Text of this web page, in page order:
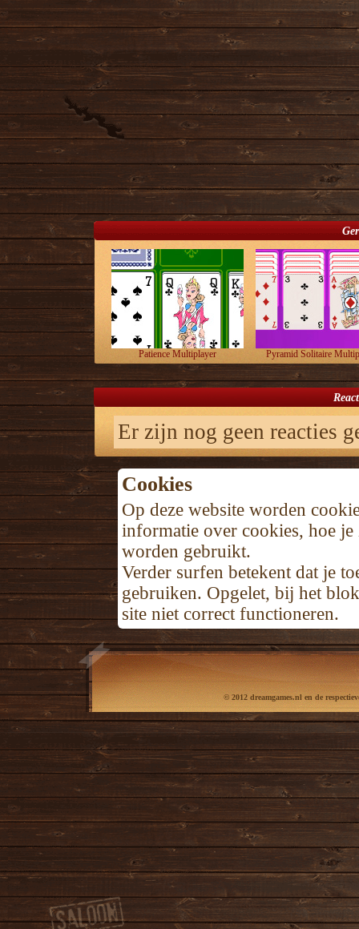
Patience Multiplayer Pyramid Solitaire
Er zijn nog geen reacties
Cookies
Op deze website worden
informatie over cookies, hoe je
worden gebruikt.
Verder surfen betekent dat je
gebruiken. Opgelet, bij het
site niet correct functioneren.
© 2012 dreamgames.nl en de